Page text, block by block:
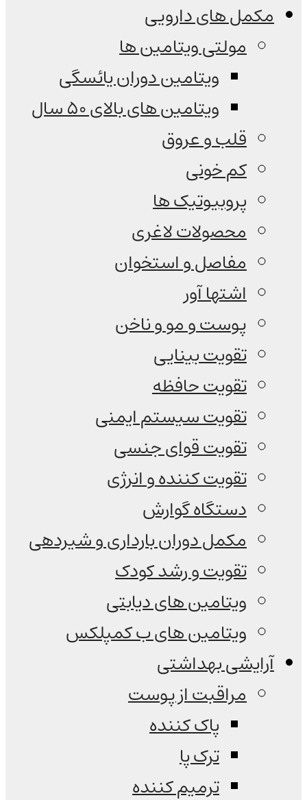
مکمل های دارویی
مولتی ویتامین ها
ویتامین دوران یائسگی
ویتامین های بالای 50 سال
قلب و عروق
کم خونی
پروبیوتیک ها
محصولات لاغری
مفاصل و استخوان
اشتها آور
پوست و مو و ناخن
تقویت بینایی
تقویت حافظه
تقویت سیستم ایمنی
تقویت قوای جنسی
تقویت کننده و انرژی
دستگاه گوارش
مکمل دوران بارداری و شیردهی
تقویت و رشد کودک
ویتامین های دیابتی
ویتامین های ب کمپلکس
آرایشی بهداشتی
مراقبت از پوست
پاک کننده
ترک پا
ترمیم کننده